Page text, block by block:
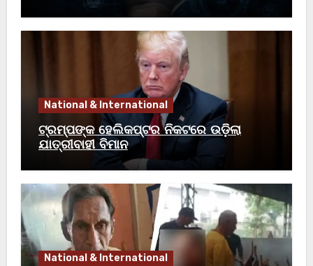
National & International
ଟ୍ରମ୍ପଙ୍କ ହେଲିକପ୍ଟର ନିକଟରେ ଉଡ଼ିଲା
ଯାତ୍ରୀବାହୀ ବିମାନ
National & International